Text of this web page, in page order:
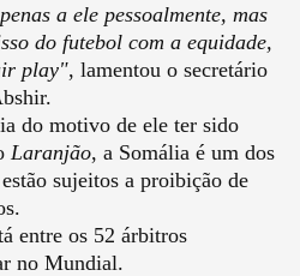
a ele pessoalmente, mas
do futebol com a equidade,
play", lamentou o secretário
do motivo de ele ter sido
Laranjão, a Somália é um dos
sujeitos a proibição de
entre os 52 árbitros
no Mundial.